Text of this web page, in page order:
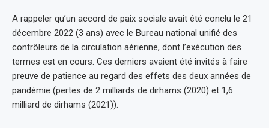
A rappeler qu’un accord de paix sociale avait été conclu le 21
décembre 2022 (3 ans) avec le Bureau national unifié des
contrôleurs de la circulation aérienne, dont l’exécution des
termes est en cours. Ces derniers avaient été invités à faire
preuve de patience au regard des effets des deux années de
pandémie (pertes de 2 milliards de dirhams (2020) et 1,6
milliard de dirhams (2021)).